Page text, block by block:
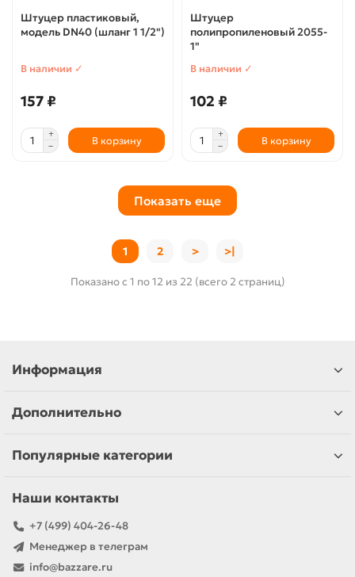
Штуцер пластиковый,
модель DN40 (шланг 1 1/2")
В наличии ✓
157 ₽
В корзину
Штуцер
полипропиленовый 2055-
1"
В наличии ✓
102 ₽
В корзину
Показать еще
1 2 > >|
Показано с 1 по 12 из 22 (всего 2 страниц)
Информация
Дополнительно
Популярные категории
Наши контакты
+7 (499) 404-26-48
Менеджер в телеграм
info@bazzare.ru